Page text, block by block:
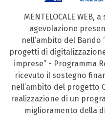
MENTELOCALE
agevolazione
nell’ambito del
progetti di
imprese” - Programma
ricevuto il sostegno
nell’ambito del progetto
realizzazione di un
miglioramento della